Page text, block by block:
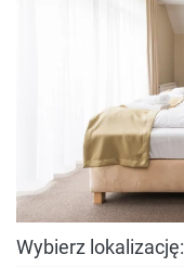
Wybierz lokalizację: